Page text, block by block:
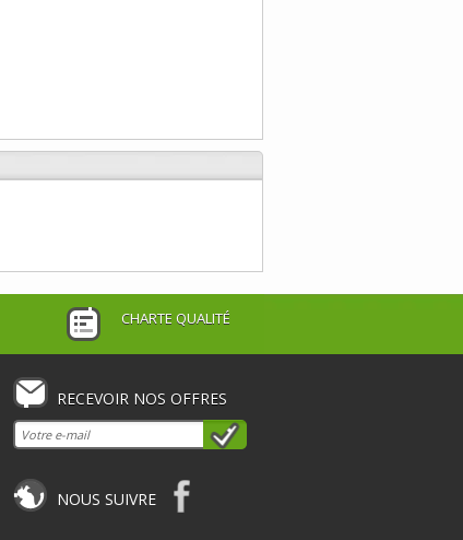
CHARTE QUALITÉ
RECEVOIR NOS OFFRES
NOUS SUIVRE